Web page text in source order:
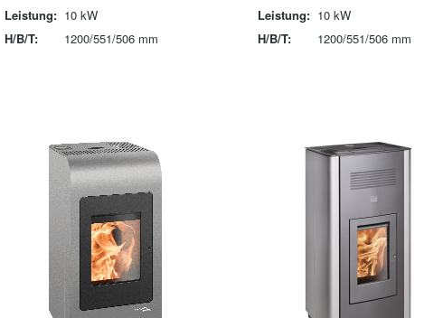
Leistung: 10 kW
H/B/T:
1200/551/506 mm
Leistung: 10 kW
H/B/T:
1200/551/506 mm